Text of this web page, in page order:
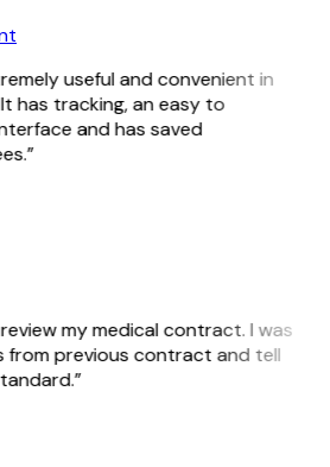
useful and convenient in
has tracking, an easy to
and has saved
my medical contract. I was
previous contract and tell